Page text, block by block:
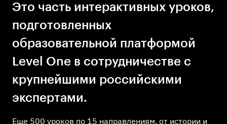
Это часть интерактивных уроков,
подготовленных
образовательной платформой
Level One в сотрудничестве с
крупнейшими российскими
экспертами.
Еще 500 уроков по 15 направлениям, от истории и